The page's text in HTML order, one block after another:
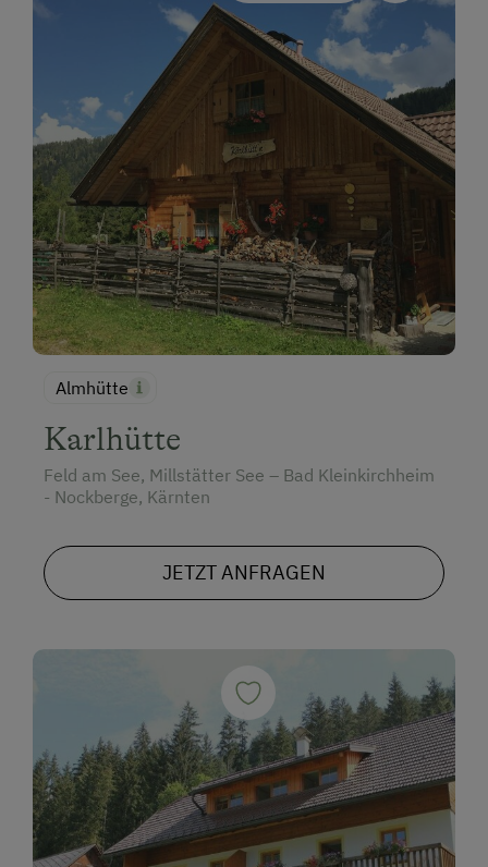
Almhütte
Karlhütte
Feld am See, Millstätter See – Bad Kleinkirchheim
- Nockberge, Kärnten
JETZT ANFRAGEN